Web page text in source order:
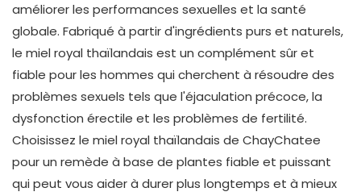
améliorer les performances sexuelles et la santé
globale. Fabriqué à partir d'ingrédients purs et naturels,
le miel royal thaïlandais est un complément sûr et
fiable pour les hommes qui cherchent à résoudre des
problèmes sexuels tels que l'éjaculation précoce, la
dysfonction érectile et les problèmes de fertilité.
Choisissez le miel royal thaïlandais de ChayChatee
pour un remède à base de plantes fiable et puissant
qui peut vous aider à durer plus longtemps et à mieux